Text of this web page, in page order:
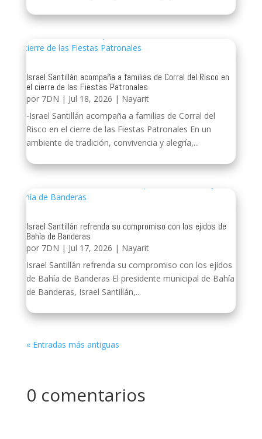
Israel Santillán acompaña a familias de Corral del Risco en
el cierre de las Fiestas Patronales
por 7DN | Jul 18, 2026 | Nayarit
-Israel Santillán acompaña a familias de Corral del
Risco en el cierre de las Fiestas Patronales En un
ambiente de tradición, convivencia y alegría,...
Israel Santillán refrenda su compromiso con los ejidos de
Bahía de Banderas
por 7DN | Jul 17, 2026 | Nayarit
Israel Santillán refrenda su compromiso con los ejidos
de Bahía de Banderas El presidente municipal de Bahía
de Banderas, Israel Santillán,...
« Entradas más antiguas
0 comentarios